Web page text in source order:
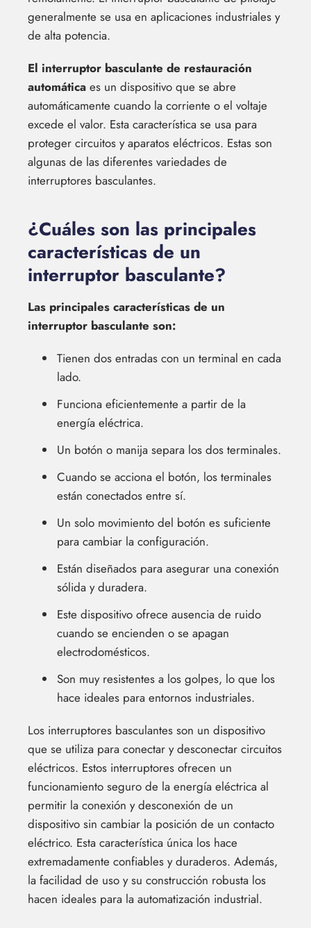
generalmente se usa en aplicaciones industriales y
de alta potencia.
El interruptor basculante de restauración
automática es un dispositivo que se abre
automáticamente cuando la corriente o el voltaje
excede el valor. Esta característica se usa para
proteger circuitos y aparatos eléctricos. Estas son
algunas de las diferentes variedades de
interruptores basculantes.
¿Cuáles son las principales
características de un
interruptor basculante?
Las principales características de un
interruptor basculante son:
Tienen dos entradas con un terminal en cada
lado.
Funciona eficientemente a partir de la
energía eléctrica.
Un botón o manija separa los dos terminales.
Cuando se acciona el botón, los terminales
están conectados entre sí.
Un solo movimiento del botón es suficiente
para cambiar la configuración.
Están diseñados para asegurar una conexión
sólida y duradera.
Este dispositivo ofrece ausencia de ruido
cuando se encienden o se apagan
electrodomésticos.
Son muy resistentes a los golpes, lo que los
hace ideales para entornos industriales.
Los interruptores basculantes son un dispositivo
que se utiliza para conectar y desconectar circuitos
eléctricos. Estos interruptores ofrecen un
funcionamiento seguro de la energía eléctrica al
permitir la conexión y desconexión de un
dispositivo sin cambiar la posición de un contacto
eléctrico. Esta característica única los hace
extremadamente confiables y duraderos. Además,
la facilidad de uso y su construcción robusta los
hacen ideales para la automatización industrial.